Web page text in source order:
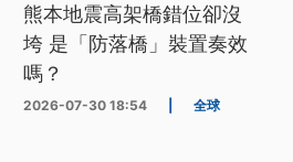
熊本地震高架橋錯位卻沒
垮 是「防落橋」裝置奏效
嗎？
2026-07-30 18:54 全球